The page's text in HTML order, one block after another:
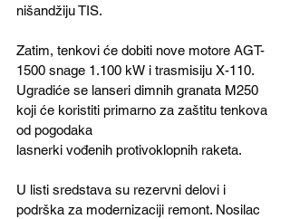
nišandžiju TIS.
Zatim, tenkovi će dobiti nove motore AGT-
1500 snage 1.100 kW i trasmisiju X-110.
Ugradiće se lanseri dimnih granata M250
koji će koristiti primarno za zaštitu tenkova
od pogodaka
lasnerki vođenih protivoklopnih raketa.
U listi sredstava su rezervni delovi i
podrška za modernizaciji remont. Nosilac